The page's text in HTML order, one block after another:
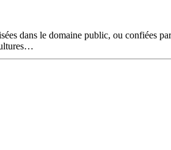
dans le domaine public, ou confiées